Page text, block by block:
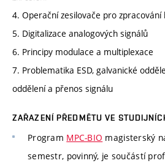
4. Operační zesilovače pro zpracování
5. Digitalizace analogových signálů
6. Principy modulace a multiplexace
7. Problematika ESD, galvanické
oddělení a přenos signálu
ZAŘAZENÍ PŘEDMĚTU VE
Program MPC-BIO magisterský
semestr, povinný, je součástí